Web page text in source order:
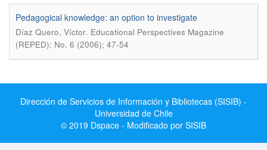
Pedagogical knowledge: an option to investigate
Díaz Quero, Víctor. Educational Perspectives Magazine
(REPED); No. 6 (2006); 47-54
Dirección de Servicios de Información y Bibliotecas (SISIB) -
Universidad de Chile
© 2019 Dspace - Modificado por SISIB